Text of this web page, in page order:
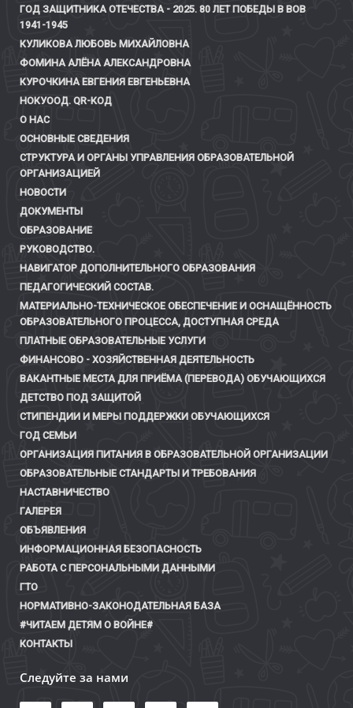
ГОД ЗАЩИТНИКА ОТЕЧЕСТВА - 2025. 80 ЛЕТ ПОБЕДЫ В ВОВ
1941-1945
КУЛИКОВА ЛЮБОВЬ МИХАЙЛОВНА
ФОМИНА АЛЁНА АЛЕКСАНДРОВНА
КУРОЧКИНА ЕВГЕНИЯ ЕВГЕНЬЕВНА
НОКУООД. QR-КОД
О НАС
ОСНОВНЫЕ СВЕДЕНИЯ
СТРУКТУРА И ОРГАНЫ УПРАВЛЕНИЯ ОБРАЗОВАТЕЛЬНОЙ
ОРГАНИЗАЦИЕЙ
НОВОСТИ
ДОКУМЕНТЫ
ОБРАЗОВАНИЕ
РУКОВОДСТВО.
НАВИГАТОР ДОПОЛНИТЕЛЬНОГО ОБРАЗОВАНИЯ
ПЕДАГОГИЧЕСКИЙ СОСТАВ.
МАТЕРИАЛЬНО-ТЕХНИЧЕСКОЕ ОБЕСПЕЧЕНИЕ И ОСНАЩЁННОСТЬ
ОБРАЗОВАТЕЛЬНОГО ПРОЦЕССА, ДОСТУПНАЯ СРЕДА
ПЛАТНЫЕ ОБРАЗОВАТЕЛЬНЫЕ УСЛУГИ
ФИНАНСОВО - ХОЗЯЙСТВЕННАЯ ДЕЯТЕЛЬНОСТЬ
ВАКАНТНЫЕ МЕСТА ДЛЯ ПРИЁМА (ПЕРЕВОДА) ОБУЧАЮЩИХСЯ
ДЕТСТВО ПОД ЗАЩИТОЙ
СТИПЕНДИИ И МЕРЫ ПОДДЕРЖКИ ОБУЧАЮЩИХСЯ
ГОД СЕМЬИ
ОРГАНИЗАЦИЯ ПИТАНИЯ В ОБРАЗОВАТЕЛЬНОЙ ОРГАНИЗАЦИИ
ОБРАЗОВАТЕЛЬНЫЕ СТАНДАРТЫ И ТРЕБОВАНИЯ
НАСТАВНИЧЕСТВО
ГАЛЕРЕЯ
ОБЪЯВЛЕНИЯ
ИНФОРМАЦИОННАЯ БЕЗОПАСНОСТЬ
РАБОТА С ПЕРСОНАЛЬНЫМИ ДАННЫМИ
ГТО
НОРМАТИВНО-ЗАКОНОДАТЕЛЬНАЯ БАЗА
#ЧИТАЕМ ДЕТЯМ О ВОЙНЕ#
КОНТАКТЫ
Следуйте за нами